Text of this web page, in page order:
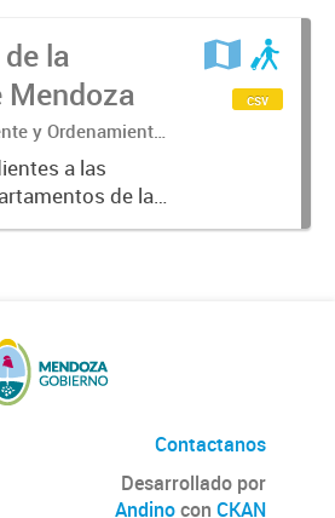
la
Mendoza
y Ordenamiento
a las
de la
csv
Contactanos
Desarrollado por
Andinocon CKAN